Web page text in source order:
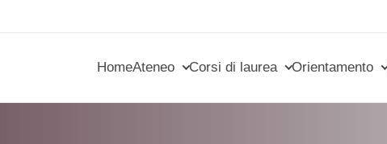
HomeAteneo Corsi di laurea Orientamento